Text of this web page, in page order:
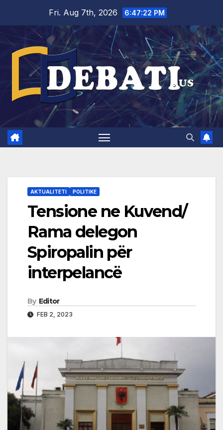
content
Fri. Aug 7th, 2026 6:47:23 PM
AKTUALITETI POLITIKE
Tensione ne Kuvend/
Rama delegon
Spiropalin për
interpelancë
By Editor
FEB 2, 2023